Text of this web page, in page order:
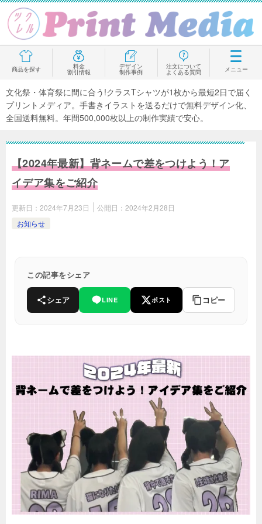
商品を探す 料金
割引情報
デザイン
制作事例
注文について
よくある質問 メニュー
文化祭・体育祭に間に合う!クラスTシャツが1枚から最短2日で届く
プリントメディア。手書きイラストを送るだけで無料デザイン化、
全国送料無料。年間500,000枚以上の制作実績で安心。
【2024年最新】背ネームで差をつけよう！ア
イデア集をご紹介
更新日： 2024年7月23日 公開日： 2024年2月28日
お知らせ
この記事をシェア
シェア LINE ポスト コピー